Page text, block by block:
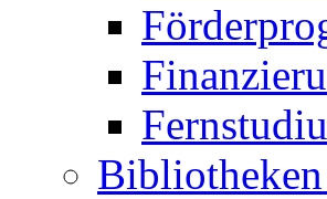
Bibliotheken